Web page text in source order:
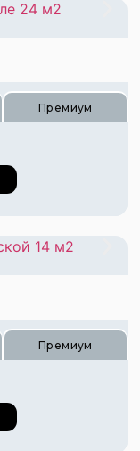
Премиум
Премиум